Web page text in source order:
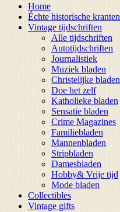
Home
Échte historische kranten
Vintage tijdschriften
Alle tijdschriften
Autotijdschriften
Journalistiek
Muziek bladen
Christelijke bladen
Doe het zelf
Katholieke bladen
Sensatie bladen
Crime Magazines
Familiebladen
Mannenbladen
Stripbladen
Damesbladen
Hobby& Vrije tijd
Mode bladen
Collectibles
Vintage gifts